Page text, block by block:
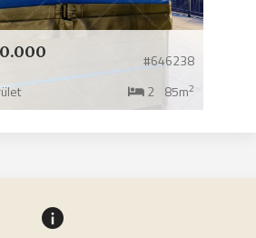
#646238
2 85m2